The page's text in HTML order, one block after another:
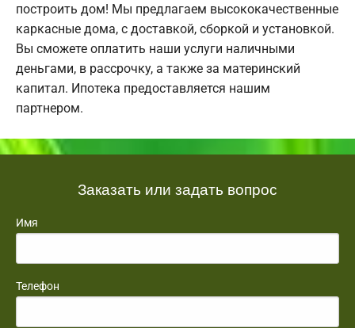
построить дом! Мы предлагаем высококачественные
каркасные дома, с доставкой, сборкой и установкой.
Вы сможете оплатить наши услуги наличными
деньгами, в рассрочку, а также за материнский
капитал. Ипотека предоставляется нашим
партнером.
Заказать или задать вопрос
Имя
Телефон